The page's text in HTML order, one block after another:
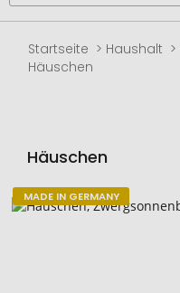
Startseite Haushalt
Häuschen
Häuschen
Zum
MADE IN GERMANY